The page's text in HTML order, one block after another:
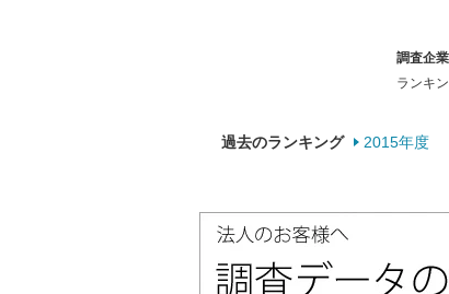
調査企
ランキ
過去のランキング 2015年度